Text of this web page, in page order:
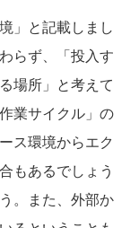
」と記載しまし
らず、「投入す
場所」と考えて
業サイクル」の
ス環境からエク
もあるでしょう
。また、外部か